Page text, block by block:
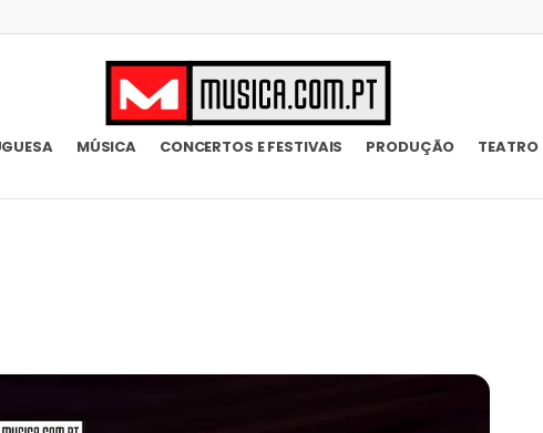
MÚSICA CONCERTOS E FESTIVAIS PRODUÇÃO TEATRO